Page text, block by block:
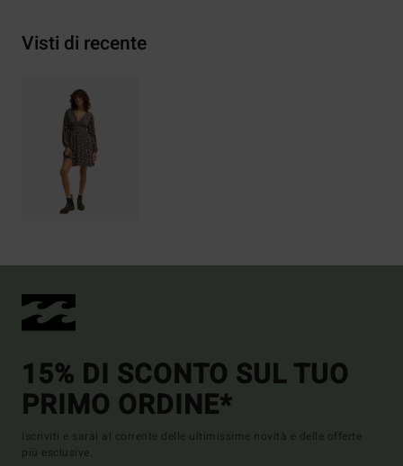
Visti di recente
15% DI SCONTO SUL TUO
PRIMO ORDINE*
Iscriviti e sarai al corrente delle ultimissime novità e delle offerte
più esclusive.